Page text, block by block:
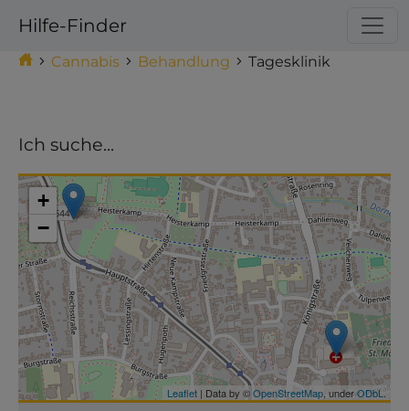
Hilfe-Finder
Cannabis Behandlung Tagesklinik
Ich suche...
Make this Notebook Trusted to load map: File ->
Trust Notebook